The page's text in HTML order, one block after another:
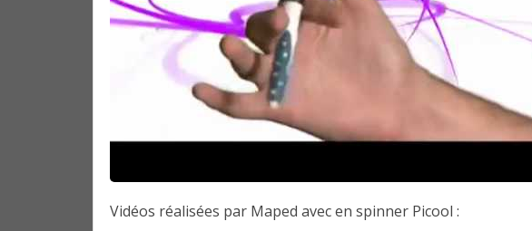
Vidéos réalisées par Maped avec en spinner Picool :